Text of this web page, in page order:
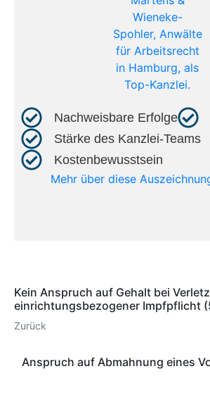
Nachweisbare Erfolge​
Stärke des Kanzlei-Teams​
Kostenbewusstsein​
Mehr über diese
Kein Anspruch auf Gehalt bei
einrichtungsbezogener Impfpflicht
Zurück
Anspruch auf Abmahnung eines